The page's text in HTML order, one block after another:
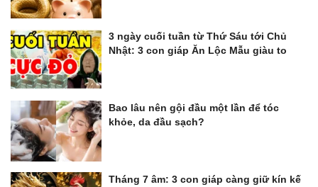
3 ngày cuối tuần từ Thứ Sáu tới Chủ
Nhật: 3 con giáp Ăn Lộc Mẫu giàu to
Bao lâu nên gội đầu một lần để tóc
khỏe, da đầu sạch?
Tháng 7 âm: 3 con giáp càng giữ kín kế